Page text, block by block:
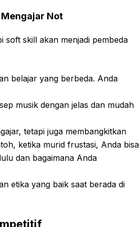
Not
soft skill akan menjadi pembeda
belajar yang berbeda. Anda
musik dengan jelas dan mudah
tetapi juga membangkitkan
ketika murid frustasi, Anda bisa
dan bagaimana Anda
etika yang baik saat berada di